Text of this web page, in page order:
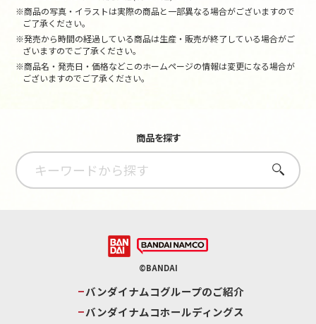
※商品の写真・イラストは実際の商品と一部異なる場合がございますので
ご了承ください。
※発売から時間の経過している商品は生産・販売が終了している場合がご
ざいますのでご了承ください。
※商品名・発売日・価格などこのホームページの情報は変更になる場合が
ございますのでご了承ください。
商品を探す
さがす
©BANDAI
バンダイナムコグループのご紹介
バンダイナムコホールディングス